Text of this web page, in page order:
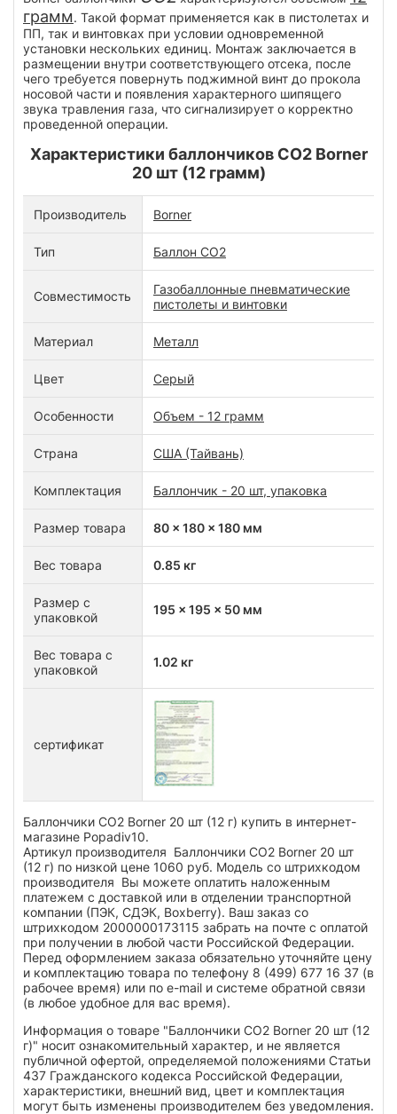
грамм. Такой формат применяется как в пистолетах и
ПП, так и винтовках при условии одновременной
установки нескольких единиц. Монтаж заключается в
размещении внутри соответствующего отсека, после
чего требуется повернуть поджимной винт до прокола
носовой части и появления характерного шипящего
звука травления газа, что сигнализирует о корректно
проведенной операции.
Характеристики баллончиков CO2 Borner
20 шт (12 грамм)
Производитель Borner
Тип Баллон CO2
Совместимость
Газобаллонные пневматические
пистолеты и винтовки
Материал Металл
Цвет Серый
Особенности Объем - 12 грамм
Страна США (Тайвань)
Комплектация Баллончик - 20 шт, упаковка
Размер товара 80 x 180 x 180 мм
Вес товара 0.85 кг
Размер с
упаковкой
195 x 195 x 50 мм
Вес товара с
упаковкой
1.02 кг
сертификат
Баллончики CO2 Borner 20 шт (12 г) купить в интернет-
магазине Popadiv10.
Артикул производителя Баллончики CO2 Borner 20 шт
(12 г) по низкой цене 1060 руб. Модель со штрихкодом
производителя Вы можете оплатить наложенным
платежем с доставкой или в отделении транспортной
компании (ПЭК, СДЭК, Boxberry). Ваш заказ со
штрихкодом 2000000173115 забрать на почте с оплатой
при получении в любой части Российской Федерации.
Перед оформлением заказа обязательно уточняйте цену
и комплектацию товара по телефону 8 (499) 677 16 37 (в
рабочее время) или по e-mail и системе обратной связи
(в любое удобное для вас время).
Информация о товаре "Баллончики CO2 Borner 20 шт (12
г)" носит ознакомительный характер, и не является
публичной офертой, определяемой положениями Статьи
437 Гражданского кодекса Российской Федерации,
характеристики, внешний вид, цвет и комплектация
могут быть изменены производителем без уведомления.